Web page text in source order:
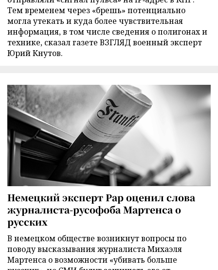
Тем временем через «брешь» потенциально
могла утекать и куда более чувствительная
информация, в том числе сведения о полигонах и
технике, сказал газете ВЗГЛЯД военный эксперт
Юрий Кнутов.
Немецкий эксперт Рар оценил слова
журналиста-русофоба Мартенса о
русских
В немецком обществе возникнут вопросы по
поводу высказывания журналиста Михаэля
Мартенса о возможности «убивать больше